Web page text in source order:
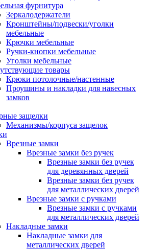
фурнитура
Зеркалодержатели
Кронштейны/подвески/уголки
мебельные
Крючки мебельные
Ручки-кнопки мебельные
Уголки мебельные
товары
Крюки потолочные/настенные
Проушины и накладки для навесных
замков
защелки
Механизмы/корпуса защелок
Врезные замки
Врезные замки без ручек
Врезные замки без ручек
для деревянных дверей
Врезные замки без ручек
для металлических дверей
Врезные замки с ручками
Врезные замки с ручками
для металлических дверей
Накладные замки
Накладные замки для
металлических дверей